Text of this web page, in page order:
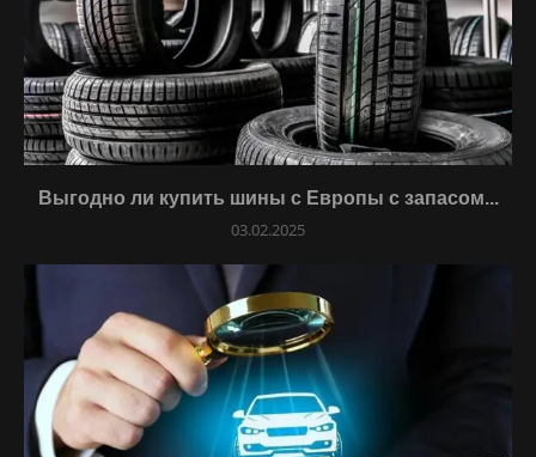
Выгодно ли купить шины с Европы с запасом...
03.02.2025